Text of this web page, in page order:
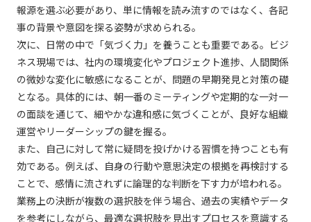
報源を選ぶ必要があり、単に情報を読み流すのではなく、各記
事の背景や意図を探る姿勢が求められる。
次に、日常の中で「気づく力」を養うことも重要である。ビジ
ネス現場では、社内の環境変化やプロジェクト進捗、人間関係
の微妙な変化に敏感になることが、問題の早期発見と対策の礎
となる。具体的には、朝一番のミーティングや定期的な一対一
の面談を通じて、細やかな違和感に気づくことが、良好な組織
運営やリーダーシップの鍵を握る。
また、自己に対して常に疑問を投げかける習慣を持つことも有
効である。例えば、自身の行動や意思決定の根拠を再検討する
ことで、感情に流されずに論理的な判断を下す力が培われる。
業務上の決断が複数の選択肢を伴う場合、過去の実績やデータ
を参考にしながら、最適な選択肢を見出すプロセスを意識する